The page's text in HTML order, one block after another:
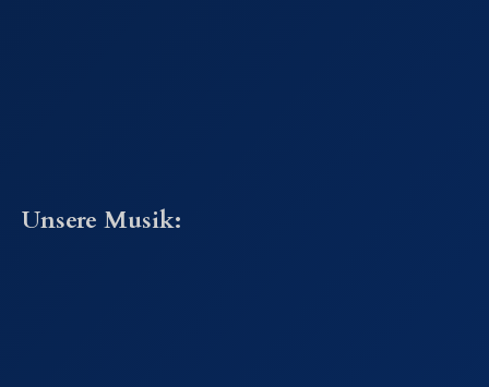
Unsere Musik: